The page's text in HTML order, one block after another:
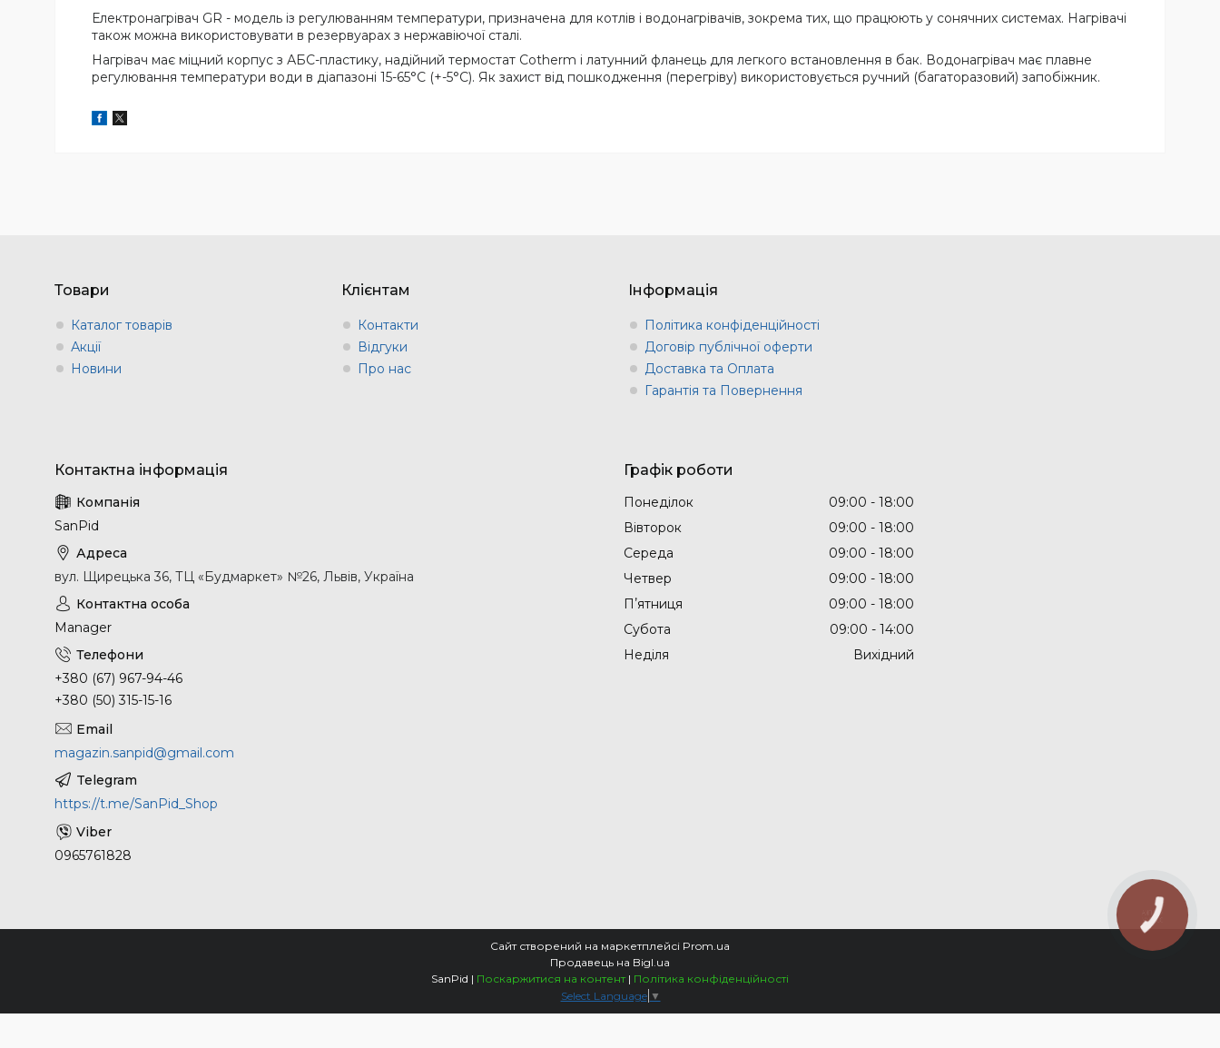
Електронагрівач GR - модель із регулюванням температури, призначена для котлів і водонагрівачів, зокрема тих, що працюють у сонячних системах. Нагрівачі
також можна використовувати в резервуарах з нержавіючої сталі.
Нагрівач має міцний корпус з АБС-пластику, надійний термостат Cotherm і латунний фланець для легкого встановлення в бак. Водонагрівач має плавне
регулювання температури води в діапазоні 15-65°С (+-5°С). Як захист від пошкодження (перегріву) використовується ручний (багаторазовий) запобіжник.
Товари
Каталог товарів
Акції
Новини
Клієнтам
Контакти
Відгуки
Про нас
Інформація
Політика конфіденційності
Договір публічної оферти
Доставка та Оплата
Гарантія та Повернення
SanPid
вул. Щирецька 36, ТЦ «Будмаркет» №26, Львів, Україна
Manager
+380 (67) 967-94-46
+380 (50) 315-15-16
magazin.sanpid@gmail.com
https://t.me/SanPid_Shop
0965761828
Графік роботи
Понеділок 09:00
18:00
Вівторок
09:00
18:00
Середа
09:00
18:00
Четвер
09:00
18:00
Пʼятниця
09:00
18:00
Субота
09:00
14:00
Неділя
Вихідний
Сайт створений на маркетплейсі Prom.ua
Продавець на Bigl.ua
SanPid | Поскаржитися на контент | Політика конфіденційності
Select Language ▼
КНОПКА
ЗВ'ЯЗКУ